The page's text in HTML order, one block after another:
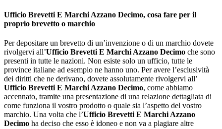
Ufficio Brevetti E Marchi Azzano Decimo, cosa fare per il
proprio brevetto o marchio
Per depositare un brevetto di un’invenzione o di un marchio dovete
rivolgervi all’Ufficio Brevetti E Marchi Azzano Decimo che sono
presenti in tutte le nazioni. Non esiste solo un ufficio, tutte le
province italiane ad esempio ne hanno uno. Per avere l’esclusività
dei diritti che ne derivano, dovete assolutamente rivolgervi all’
Ufficio Brevetti E Marchi Azzano Decimo, come abbiamo
accennato, tramite una presentazione di una relazione dettagliata di
come funziona il vostro prodotto o quale sia l’aspetto del vostro
marchio. Una volta che l’Ufficio Brevetti E Marchi Azzano
Decimo ha deciso che esso è idoneo e non va a plagiare altre